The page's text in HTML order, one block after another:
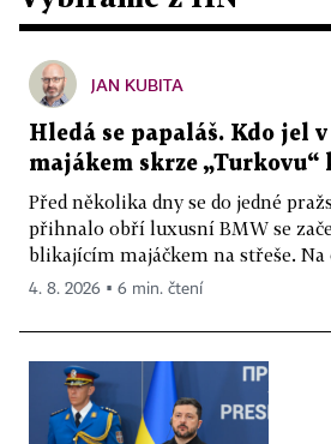
JAN KUBITA
Hledá se papaláš. Kdo jel
majákem skrze „Turkovu“
Před několika dny se do jedné
přihnalo obří luxusní BMW se
blikajícím majáčkem na střeše. Na
4. 8. 2026 ▪ 6 min. čtení